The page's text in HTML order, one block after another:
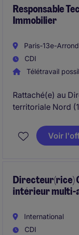
Responsable
Immobilier
Paris-13e-
CDI
Télétravail
Rattaché(e) au
territoriale Nord
mise en oeuvre
et de la qualité
Voir
Directeur(rice)
intérieur
International
CDI